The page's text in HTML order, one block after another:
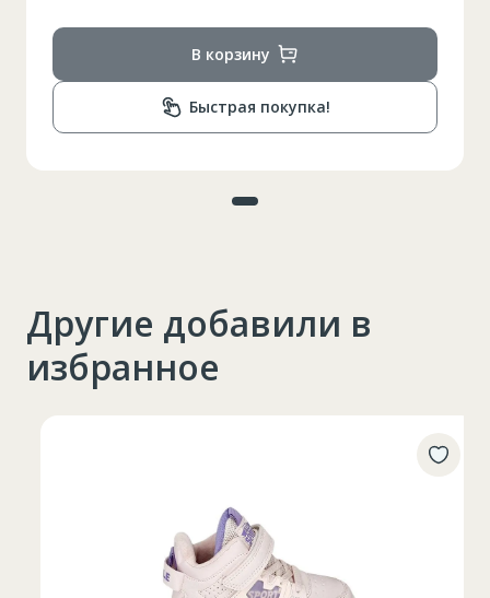
В корзину
Быстрая покупка!
Другие добавили в
избранное